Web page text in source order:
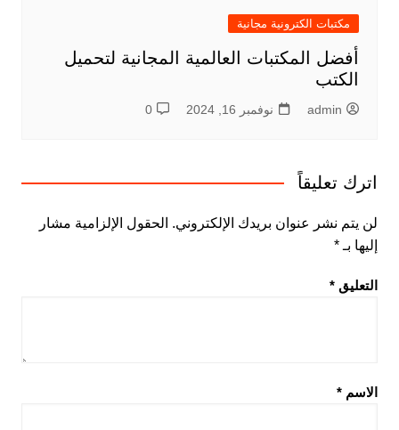
مكتبات الكترونية مجانية
أفضل المكتبات العالمية المجانية لتحميل
الكتب
admin نوفمبر 16, 2024 0
اترك تعليقاً
لن يتم نشر عنوان بريدك الإلكتروني. الحقول الإلزامية مشار
إليها بـ *
التعليق *
الاسم *